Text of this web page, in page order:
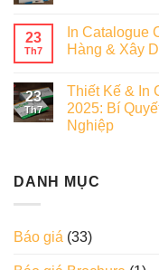
23
Th7
In Catalogue
Hàng & Xây
23
Th7
Thiết Kế & In
2025: Bí
Nghiệp
DANH MỤC
Báo giá (33)